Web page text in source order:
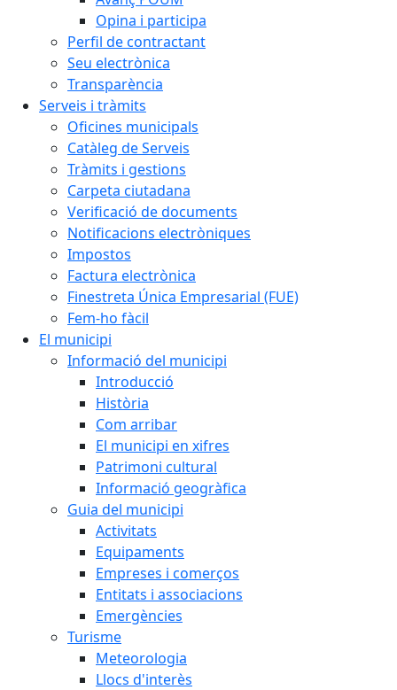
Opina i participa
Perfil de contractant
Seu electrònica
Transparència
Serveis i tràmits
Oficines municipals
Catàleg de Serveis
Tràmits i gestions
Carpeta ciutadana
Verificació de documents
Notificacions electròniques
Impostos
Factura electrònica
Finestreta Única Empresarial (FUE)
Fem-ho fàcil
El municipi
Informació del municipi
Introducció
Història
Com arribar
El municipi en xifres
Patrimoni cultural
Informació geogràfica
Guia del municipi
Activitats
Equipaments
Empreses i comerços
Entitats i associacions
Emergències
Turisme
Meteorologia
Llocs d'interès